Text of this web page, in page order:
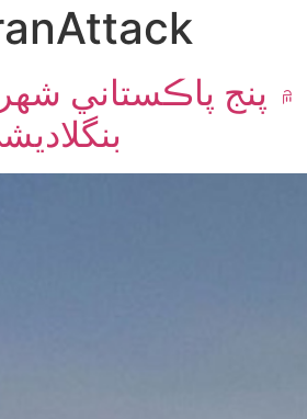
۾ پنج پاڪستاني